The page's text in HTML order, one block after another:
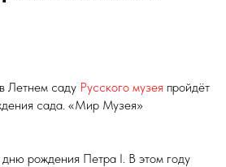
Летнем саду Русского музея пройдёт
сада. «Мир Музея»
рождения Петра I. В этом году